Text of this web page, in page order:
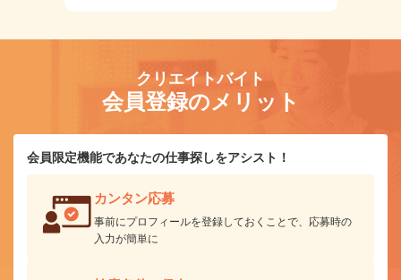
クリエイトバイト
会員登録のメリット
会員限定機能であなたの仕事探しをアシスト！
カンタン応募
事前にプロフィールを登録しておくことで、応募時の
入力が簡単に